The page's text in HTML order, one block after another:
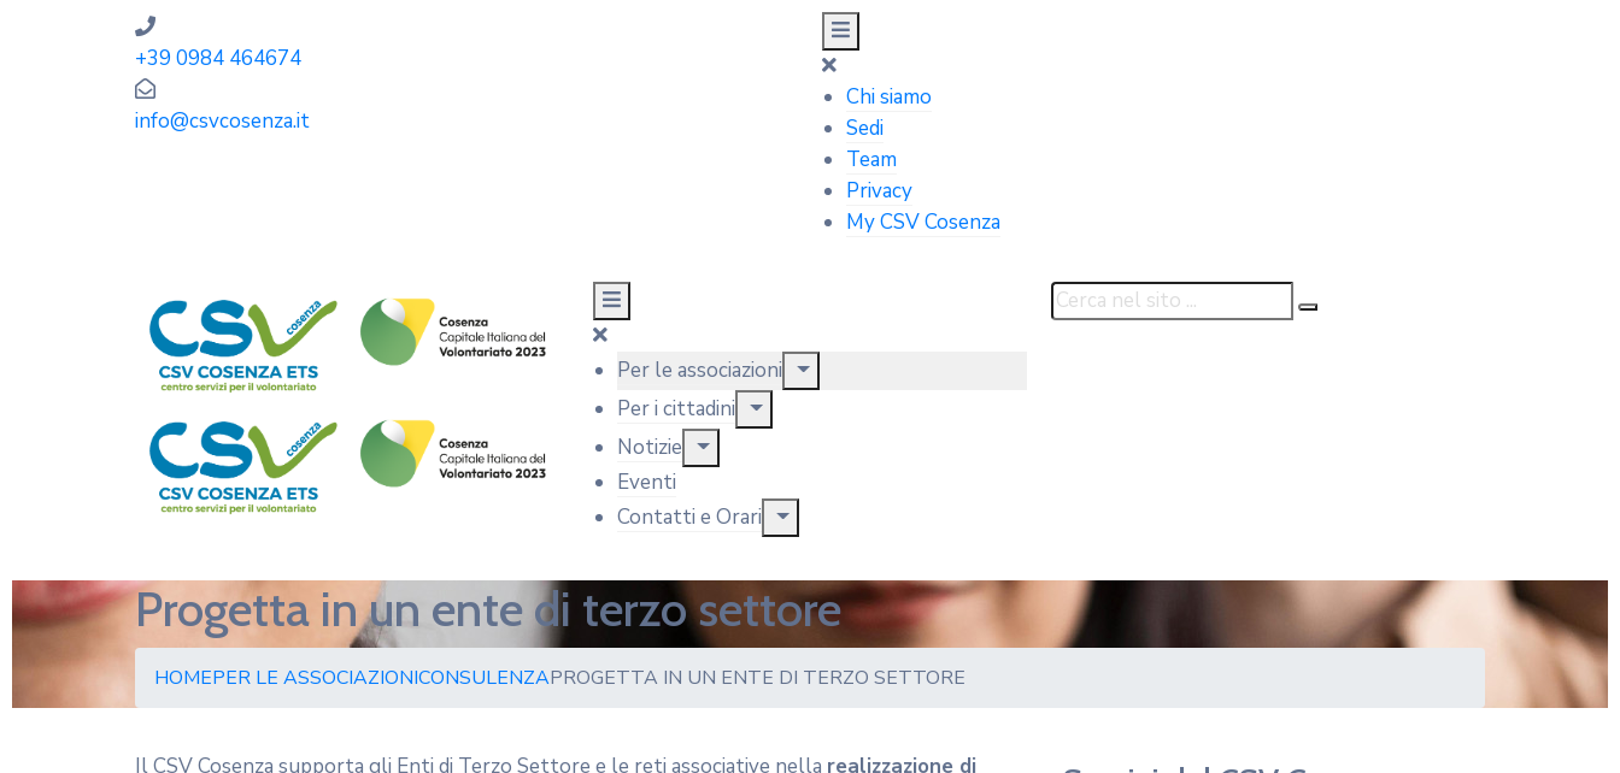
+39 0984 464674
info@csvcosenza.it
Chi siamo
Sedi
Team
Privacy
My CSV Cosenza
Per le associazioni
Per i cittadini
Notizie
Eventi
Contatti e Orari
Progetta in un ente di terzo settore
HOMEPER LE ASSOCIAZIONICONSULENZAPROGETTA IN UN ENTE DI TERZO SETTORE
Il CSV Cosenza supporta gli Enti di Terzo Settore e le reti associative nella realizzazione di